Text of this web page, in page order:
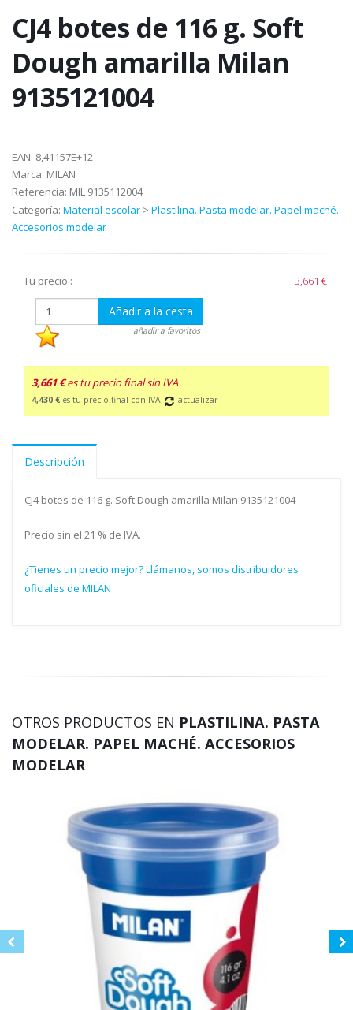
CJ4 botes de 116 g. Soft
Dough amarilla Milan
9135121004
EAN: 8,41157E+12
Marca: MILAN
Referencia: MIL 9135112004
Categoría: Material escolar > Plastilina. Pasta modelar. Papel maché.
Accesorios modelar
Tu precio : 3,661 €
Añadir a la cesta
añadir a favoritos
3,661 € es tu precio final sin IVA
4,430 € es tu precio final con IVA actualizar
Descripción
CJ4 botes de 116 g. Soft Dough amarilla Milan 9135121004
Precio sin el 21 % de IVA.
¿Tienes un precio mejor? Llámanos, somos distribuidores
oficiales de MILAN
OTROS PRODUCTOS EN PLASTILINA. PASTA
MODELAR. PAPEL MACHÉ. ACCESORIOS
MODELAR